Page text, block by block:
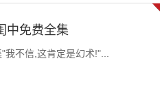
中免费全集
不信,这肯定是幻术!"...